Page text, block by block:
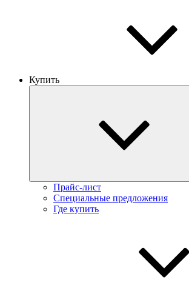
Купить
Прайс-лист
Специальные предложения
Где купить